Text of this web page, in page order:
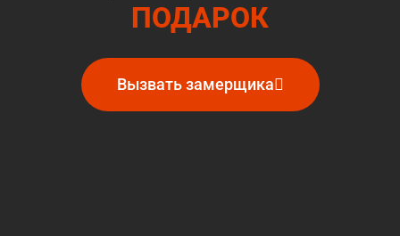
ПОДАРОК
Вызвать замерщика